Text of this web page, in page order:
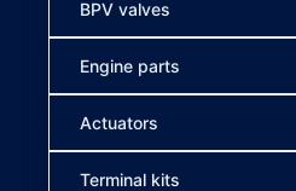
BPV valves
Engine parts
Actuators
Terminal kits